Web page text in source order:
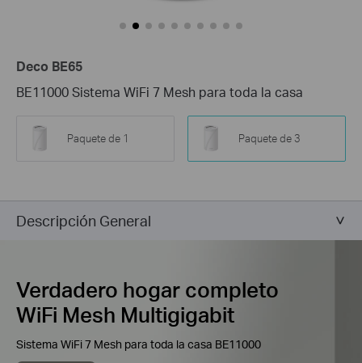
Deco BE65
BE11000 Sistema WiFi 7 Mesh para toda la casa
Paquete de 1 Paquete de 3
Descripción General
Verdadero hogar completo
WiFi Mesh Multigigabit
Sistema WiFi 7 Mesh para toda la casa BE11000